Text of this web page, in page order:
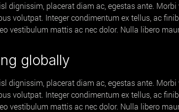
dignissim, placerat diam ac, egestas ante.
volutpat. Integer condimentum ex tellus, ac
vestibulum mattis ac nec dolor. Nulla libero
globally
dignissim, placerat diam ac, egestas ante.
volutpat. Integer condimentum ex tellus, ac
vestibulum mattis ac nec dolor. Nulla libero